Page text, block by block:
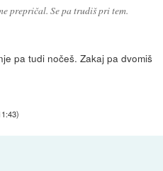
prepričal. Se pa trudiš pri tem.
pa tudi nočeš. Zakaj pa dvomiš
)